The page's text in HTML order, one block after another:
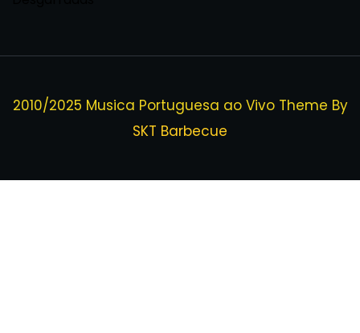
2010/2025 Musica Portuguesa ao Vivo Theme By
SKT Barbecue